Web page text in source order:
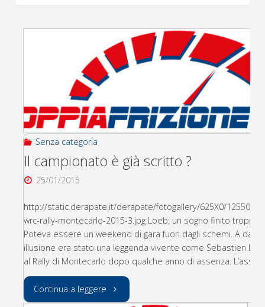
Senza categoria
Il campionato è già scritto ?
25/01/2015
http://static.derapate.it/derapate/fotogallery/625X0/125505/
wrc-rally-montecarlo-2015-3.jpg Loeb: un sogno finito troppo
Poteva essere un weekend di gara fuori dagli schemi. A
illusione era stato una leggenda vivente come Sebastien
al Rally di Montecarlo dopo qualche anno di assenza. L’asso
Continua a leggere